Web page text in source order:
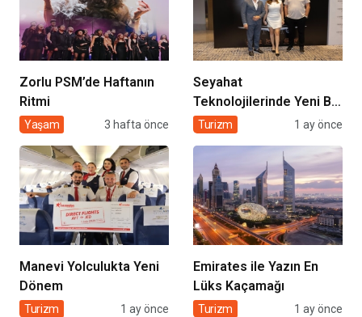
Zorlu PSM’de Haftanın
Ritmi
Yaşam 3 hafta önce
Seyahat
Teknolojilerinde Yeni Bir
Dönem
Turizm 1 ay önce
Manevi Yolculukta Yeni
Dönem
Turizm 1 ay önce
Emirates ile Yazın En
Lüks Kaçamağı
Turizm 1 ay önce